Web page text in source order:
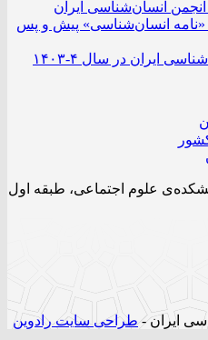
انسان‌شناسی ایران
انسان‌شناسی» پیش و پس
ایران در سال ۴-۱۴۰۳
علوم اجتماعی، طبقه اول
ایران - طراحی سایت رادوین